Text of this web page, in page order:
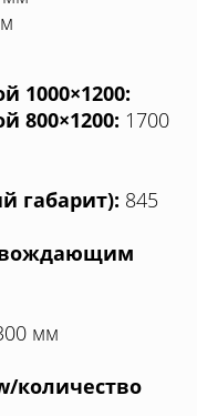
1000×1200:
800×1200: 1700
габарит): 845
мм
количество